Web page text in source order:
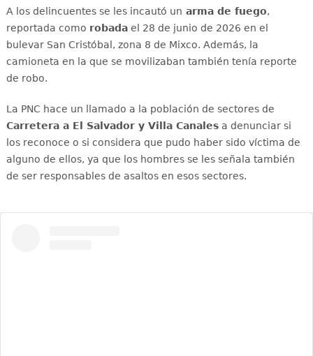
A los delincuentes se les incautó un arma de fuego,
reportada como robadael 28 de junio de 2026 en el
bulevar San Cristóbal, zona 8 de Mixco. Además, la
camioneta en la que se movilizaban también tenía reporte
de robo.
La PNC hace un llamado a la población de sectores de
Carretera a El Salvador y Villa Canalesa denunciar si
los reconoce o si considera que pudo haber sido víctima de
alguno de ellos, ya que los hombres se les señala también
de ser responsables de asaltos en esos sectores.